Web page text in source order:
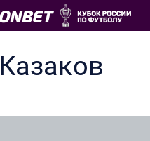
Казаков